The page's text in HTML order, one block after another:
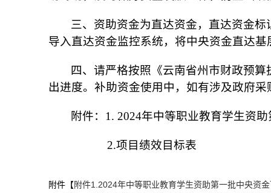
三、资助资金为直达资金，直达资金
导入直达资金监控系统，将中央资金直达
四、请严格按照《云南省州市财政预
出进度。补助资金使用中，如有涉及政府
附件：1. 2024年中等职业教育学生资
2.项目绩效目标表
附件【附件1.2024年中等职业教育学生资助第一批中央资